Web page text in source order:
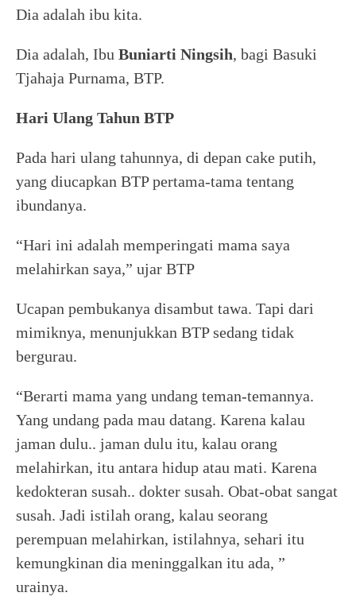
Dia adalah ibu kita.
Dia adalah, Ibu Buniarti Ningsih, bagi Basuki
Tjahaja Purnama, BTP.
Hari Ulang Tahun BTP
Pada hari ulang tahunnya, di depan cake putih,
yang diucapkan BTP pertama-tama tentang
ibundanya.
“Hari ini adalah memperingati mama saya
melahirkan saya,” ujar BTP
Ucapan pembukanya disambut tawa. Tapi dari
mimiknya, menunjukkan BTP sedang tidak
bergurau.
“Berarti mama yang undang teman-temannya.
Yang undang pada mau datang. Karena kalau
jaman dulu.. jaman dulu itu, kalau orang
melahirkan, itu antara hidup atau mati. Karena
kedokteran susah.. dokter susah. Obat-obat sangat
susah. Jadi istilah orang, kalau seorang
perempuan melahirkan, istilahnya, sehari itu
kemungkinan dia meninggalkan itu ada, ”
urainya.